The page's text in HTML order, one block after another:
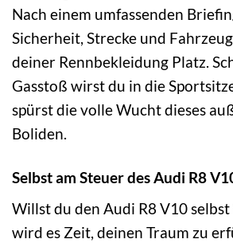
Nach einem umfassenden
Sicherheit, Strecke und
deiner Rennbekleidung Platz.
Gasstoß wirst du in die
spürst die volle Wucht dieses
Boliden.
Selbst am Steuer des Audi R8
Willst du den Audi R8 V10
wird es Zeit, deinen Traum zu